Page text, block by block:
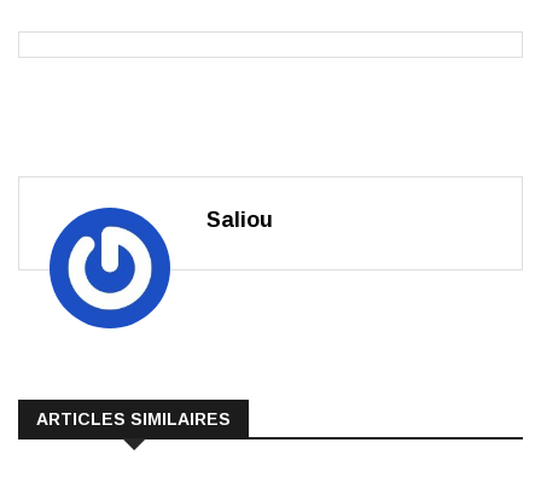
Saliou
ARTICLES SIMILAIRES